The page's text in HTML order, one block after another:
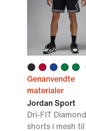
Genanvendte
materialer
Jordan Sport
Dri-FIT
shorts i mesh til